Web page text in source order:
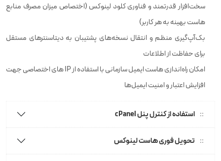
سخت‌افزار قدرتمند و فناوری کلود لینوکس (اختصاص میزان مصرف منابع
هاست بهینه به هر کاربر)
بک‌آپ‌گیری منظم و انتقال نسخه‌های پشتیبان به دیتاسنترهای مستقل
برای حفاظت از اطلاعات
امکان راه‌اندازی هاست ایمیل سازمانی با استفاده از IP های اختصاصی جهت
افزایش اعتبار و امنیت ایمیل‌ها
استفاده از کنترل پنل cPanel
تحویل فوری هاست لینوکس